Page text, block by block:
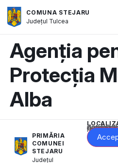
COMUNA STEJARU
Județul Tulcea
Agenția
Protecția
Alba
PRIMĂRIA
COMUNEI
STEJARU
Județul
Acest conținut este blocat până când acceptați categoria corespunzătoare de cookie-uri.